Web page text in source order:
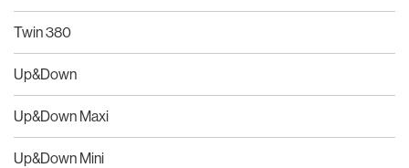
Twin 380
Up&Down
Up&Down Maxi
Up&Down Mini